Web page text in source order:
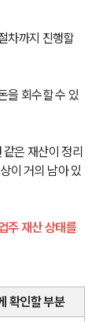
차까지 진행할
을 회수할 수 있
은 재산이 정리
이 거의 남아 있
주 재산 상태를
확인할 부분